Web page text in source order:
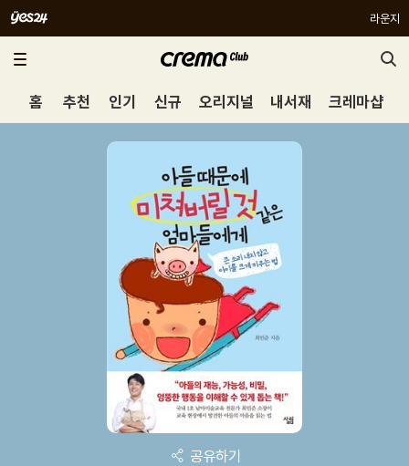
라운지
홈 추천 인기 신규 오리지널 내서재 크레마샵
공유하기